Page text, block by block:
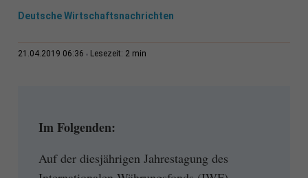
Deutsche Wirtschaftsnachrichten
21.04.2019 06:36 Lesezeit: 2 min
Im Folgenden:
Auf der diesjährigen Jahrestagung des